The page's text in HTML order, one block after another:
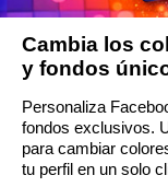
Cambia los
y fondos
Personaliza
fondos exclusivos.
para cambiar
tu perfil en un solo